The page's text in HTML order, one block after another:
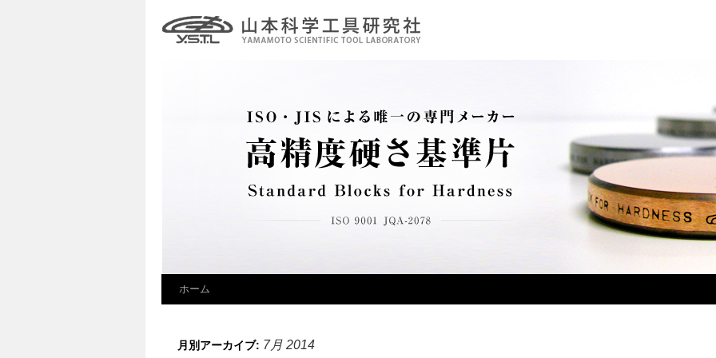
ホーム
月別アーカイブ: 7月 2014